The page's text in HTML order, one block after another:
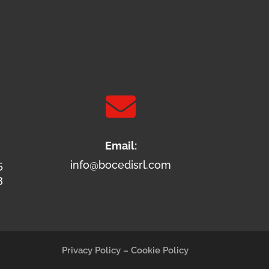

Email:
info@bocedisrl.com
Privacy Policy– Cookie Policy